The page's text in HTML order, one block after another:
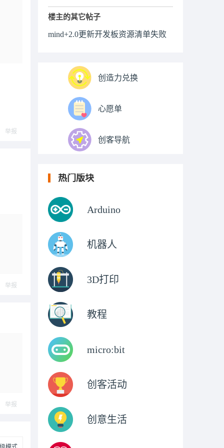
举报
举报
举报
楼主的其它帖子
mind+2.0更新开发板资源清单失败
创造力兑换
心愿单
创客导航
热门版块
Arduino
机器人
3D打印
教程
micro:bit
创客活动
创意生活